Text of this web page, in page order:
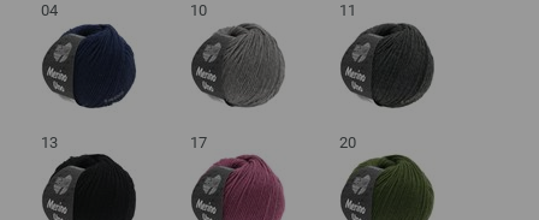
04 10 11
13 17 20